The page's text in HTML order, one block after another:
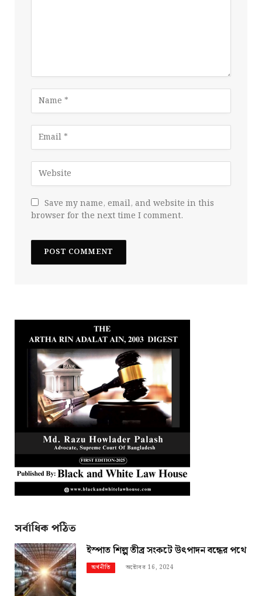
Save my name, email, and website in this
browser for the next time I comment.
সর্বাধিক পঠিত
ইস্পাত শিল্প তীব্র সংকটে উৎপাদন বন্ধের পথে
অর্থনীতি অক্টোবর 16, 2024